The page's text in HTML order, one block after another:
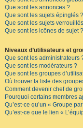
Que sont les annonces ?
Que sont les sujets épinglés ?
Que sont les sujets
Que sont les icônes de sujet ?
Niveaux d’utilisateurs et
Que sont les administrateurs
Que sont les modérateurs ?
Que sont les groupes
Où trouver la liste des
Comment devenir chef de
Pourquoi certains membres
Qu’est-ce qu’un « Groupe
Qu’est-ce que le lien «